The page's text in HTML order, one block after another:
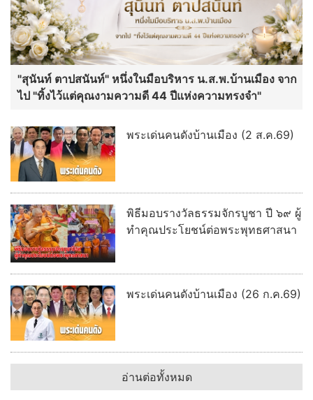
"สุนันท์ ตาปสนันท์" หนึ่งในมือบริหาร น.ส.พ.บ้านเมือง จาก
ไป "ทิ้งไว้แต่คุณงามความดี 44 ปีแห่งความทรงจำ"
พระเด่นคนดังบ้านเมือง (2 ส.ค.69)
พิธีมอบรางวัลธรรมจักรบูชา ปี ๖๙ ผู้
ทำคุณประโยชน์ต่อพระพุทธศาสนา
พระเด่นคนดังบ้านเมือง (26 ก.ค.69)
อ่านต่อทั้งหมด